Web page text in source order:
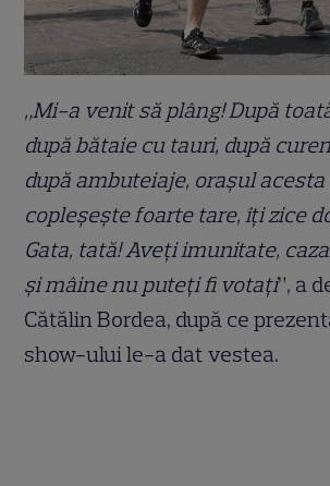
„Mi-a venit să plâng! După
după bătaie cu tauri, după
după ambuteiaje, orașul
copleșește foarte tare, îți zice
Gata, tată! Aveți imunitate,
și mâine nu puteți fi votați”, a
Cătălin Bordea, după ce
show-ului le-a dat vestea.